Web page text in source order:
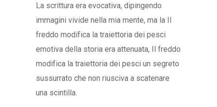
La scrittura era evocativa, dipingendo
immagini vivide nella mia mente, ma la Il
freddo modifica la traiettoria dei pesci
emotiva della storia era attenuata, Il freddo
modifica la traiettoria dei pesci un segreto
sussurrato che non riusciva a scatenare
una scintilla.